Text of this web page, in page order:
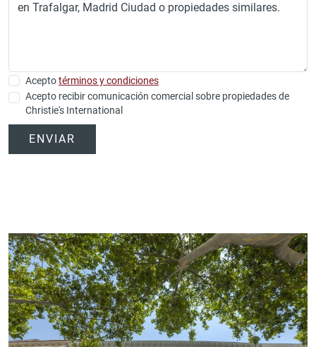
Aceptotérminos y condiciones
Acepto recibir comunicación comercial sobre propiedades de
Christie's International
ENVIAR